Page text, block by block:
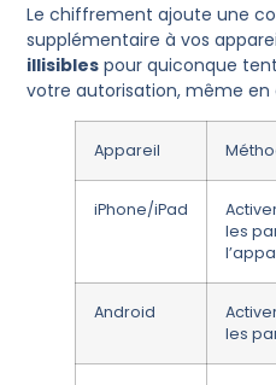
Le chiffrement ajoute une
supplémentaire à vos
illisibles pour quiconque
votre autorisation, même en
Appareil
iPhone/iPad
les
Android
les